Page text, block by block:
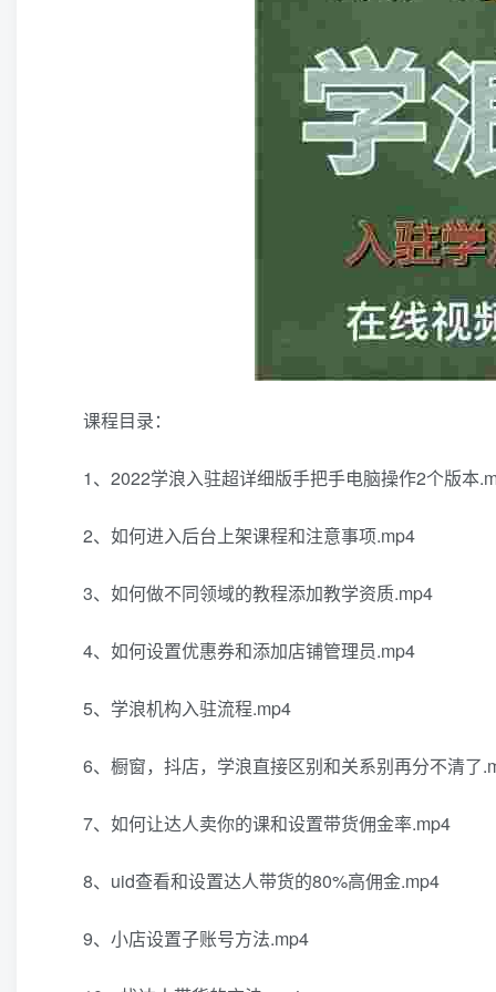
课程目录：
1、2022学浪入驻超详细版手把手电脑操作2个版本
2、如何进入后台上架课程和注意事项.mp4
3、如何做不同领域的教程添加教学资质.mp4
4、如何设置优惠券和添加店铺管理员.mp4
5、学浪机构入驻流程.mp4
6、橱窗，抖店，学浪直接区别和关系别再分不清了
7、如何让达人卖你的课和设置带货佣金率.mp4
8、uid查看和设置达人带货的80%高佣金.mp4
9、小店设置子账号方法.mp4